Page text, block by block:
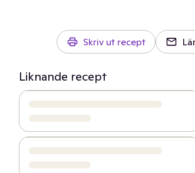
Skriv ut recept
Liknande recept